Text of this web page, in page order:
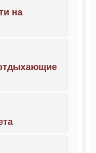
на